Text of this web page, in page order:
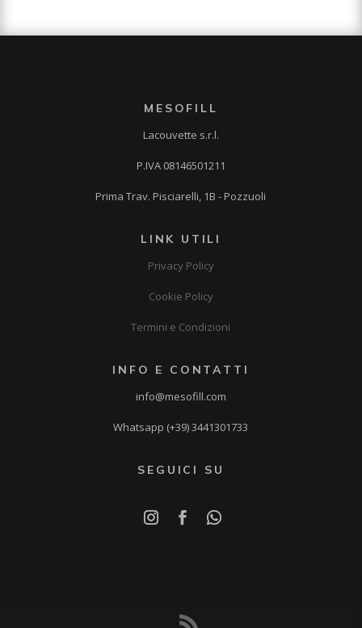
MESOFILL
Lacouvette s.r.l.
P.IVA 08146501211
Prima Trav. Pisciarelli, 1B - Pozzuoli
LINK UTILI
Privacy Policy
Cookie Policy
Termini e Condizioni
INFO E CONTATTI
info@mesofill.com
Whatsapp (+39) 3441301733
SEGUICI SU